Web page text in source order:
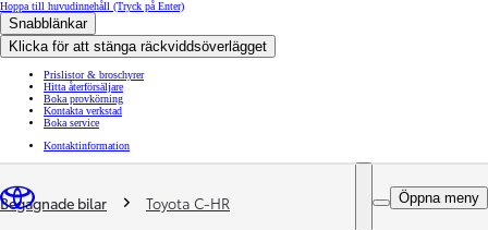
Hoppa till huvudinnehåll (Tryck på Enter)
Snabblänkar
Klicka för att stänga räckviddsöverlägget
Prislistor & broschyrer
Hitta återförsäljare
Boka provkörning
Kontakta verkstad
Boka service
Kontaktinformation
Öppna meny
You are here
Begagnade bilar Toyota C-HR